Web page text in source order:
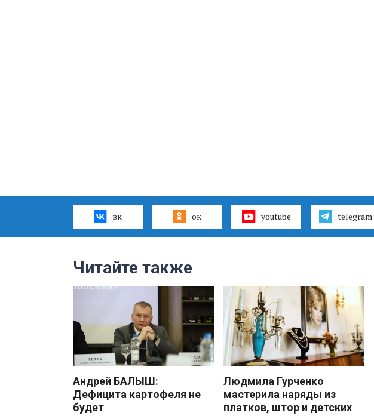
вк ок youtube telegram
Читайте также
Андрей БАЛЫШ:
Дефицита картофеля не
будет
Людмила Гурченко
мастерила наряды из
платков, штор и детских